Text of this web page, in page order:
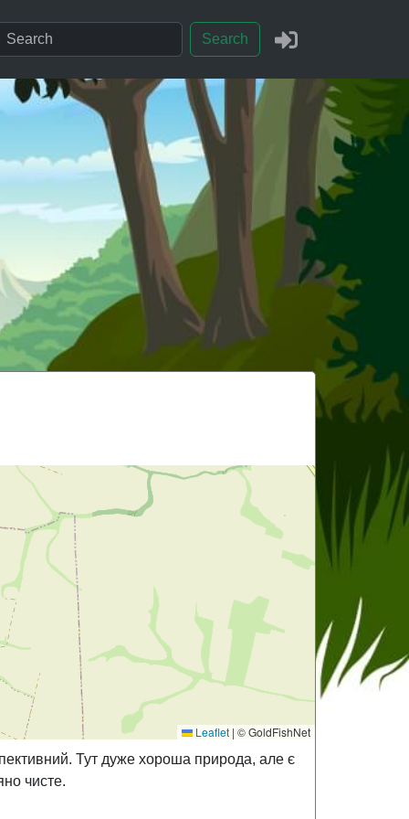
Search
Leaflet | © GoldFishNet
Тут дуже хороша природа, але є
чисте.